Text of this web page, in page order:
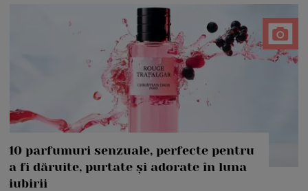
10 parfumuri senzuale, perfecte pentru
a fi dăruite, purtate și adorate în luna
iubirii